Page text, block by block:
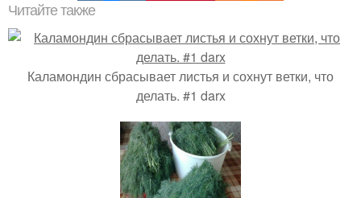
Читайте также
Каламондин сбрасывает листья и сохнут ветки, что
делать. #1 darx